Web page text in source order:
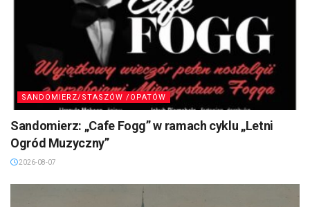
SANDOMIERZ/STASZÓW /OPATÓW
Sandomierz: „Cafe Fogg” w ramach cyklu „Letni
Ogród Muzyczny”
2026-08-07